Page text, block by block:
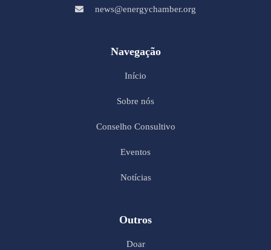
news@energychamber.org
Navegação
Início
Sobre nós
Conselho Consultivo
Eventos
Notícias
Outros
Doar